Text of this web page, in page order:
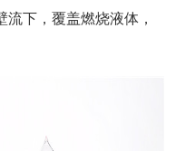
下，覆盖燃烧液体，